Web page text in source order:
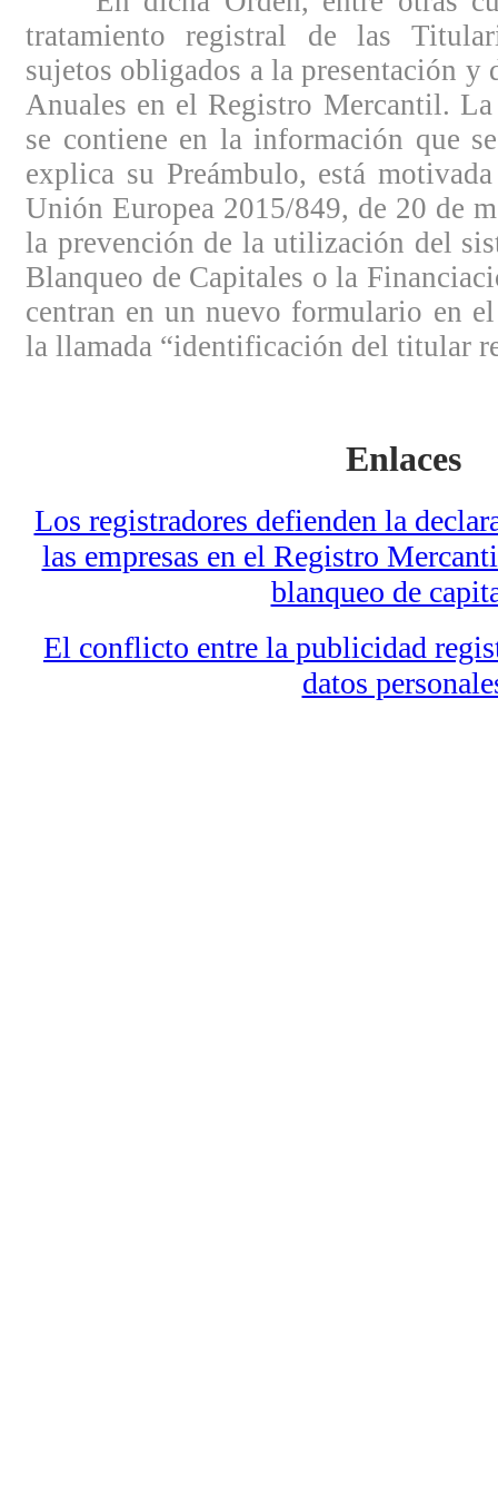
tratamiento registral de las
sujetos obligados a la presentación y
Anuales en el Registro Mercantil.
se contiene en la información que
explica su Preámbulo, está
Unión Europea 2015/849, de 20 de
la prevención de la utilización del
Blanqueo de Capitales o la
centran en un nuevo formulario en
la llamada “identificación del titular
Enlaces
Los registradores defienden la
las empresas en el Registro
blanqueo de
El conflicto entre la publicidad
datos